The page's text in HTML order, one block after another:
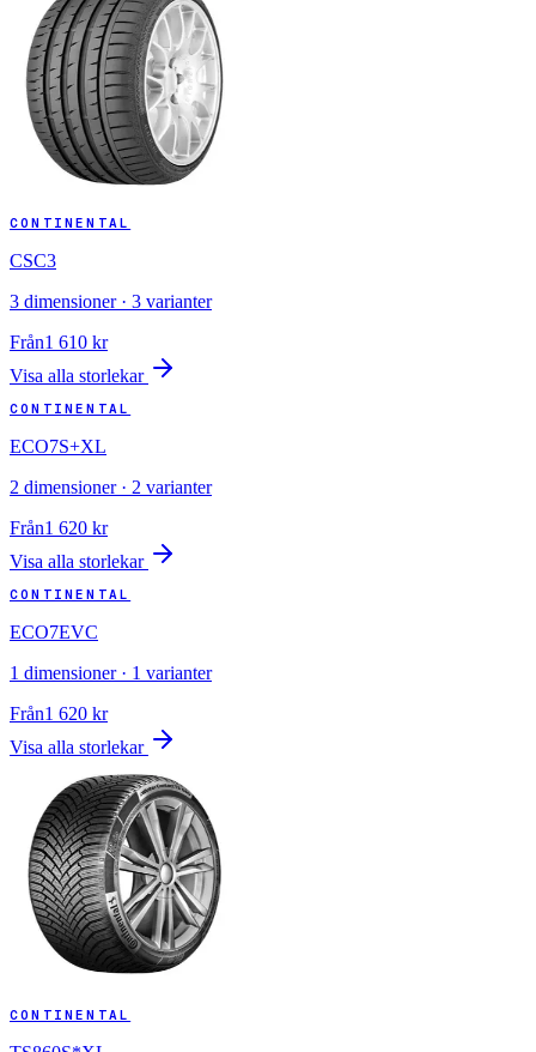
CONTINENTAL
CSC3
3 dimensioner · 3 varianter
Från1 610 kr
Visa alla storlekar
CONTINENTAL
ECO7S+XL
2 dimensioner · 2 varianter
Från1 620 kr
Visa alla storlekar
CONTINENTAL
ECO7EVC
1 dimensioner · 1 varianter
Från1 620 kr
Visa alla storlekar
CONTINENTAL